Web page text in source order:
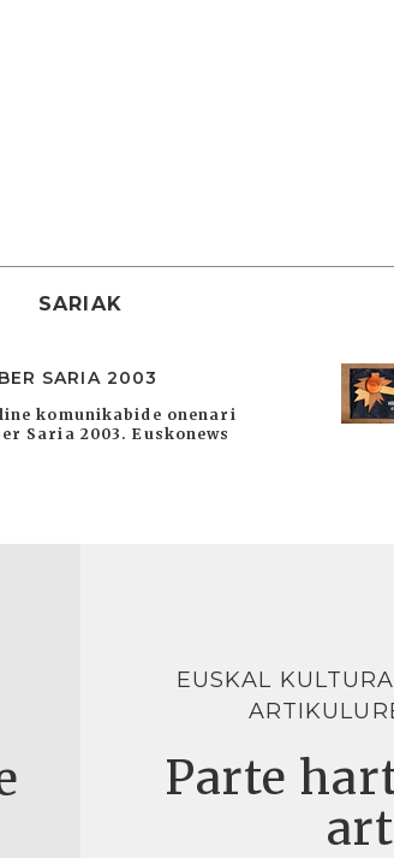
SARIAK
SARIA 2003
komunikabide onenari
Saria 2003. Euskonews
EUSKAL
Parte